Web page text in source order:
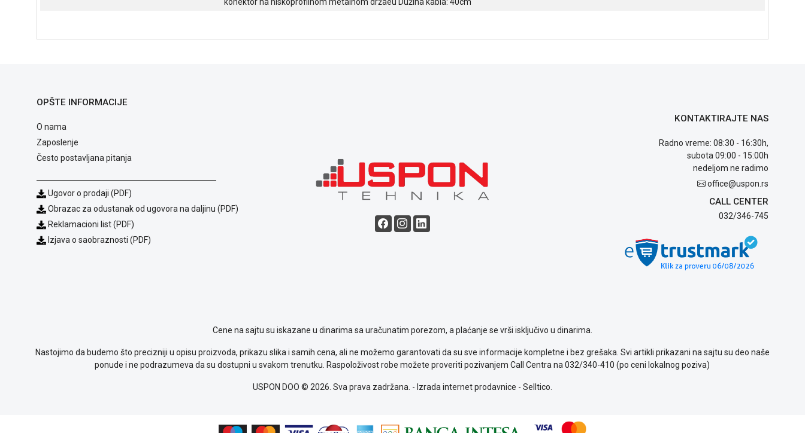
OPŠTE INFORMACIJE
O nama
Zaposlenje
Često postavljana pitanja
Ugovor o prodaji (PDF)
Obrazac za odustanak od ugovora na daljinu (PDF)
Reklamacioni list (PDF)
Izjava o saobraznosti (PDF)
KONTAKTIRAJTE NAS
Radno vreme: 08:30 - 16:30h,
subota 09:00 - 15:00h
nedeljom ne radimo
office@uspon.rs
CALL CENTER
032/346-745
Cene na sajtu su iskazane u dinarima sa uračunatim porezom, a plaćanje se vrši isključivo u dinarima.
Nastojimo da budemo što precizniji u opisu proizvoda, prikazu slika i samih cena, ali ne možemo garantovati da su sve informacije kompletne i bez grešaka. Svi artikli prikazani na sajtu su deo naše
ponude i ne podrazumeva da su dostupni u svakom trenutku. Raspoloživost robe možete proveriti pozivanjem Call Centra na 032/340-410 (po ceni lokalnog poziva)
USPON DOO © 2026. Sva prava zadržana. - Izrada internet prodavnice - Selltico.